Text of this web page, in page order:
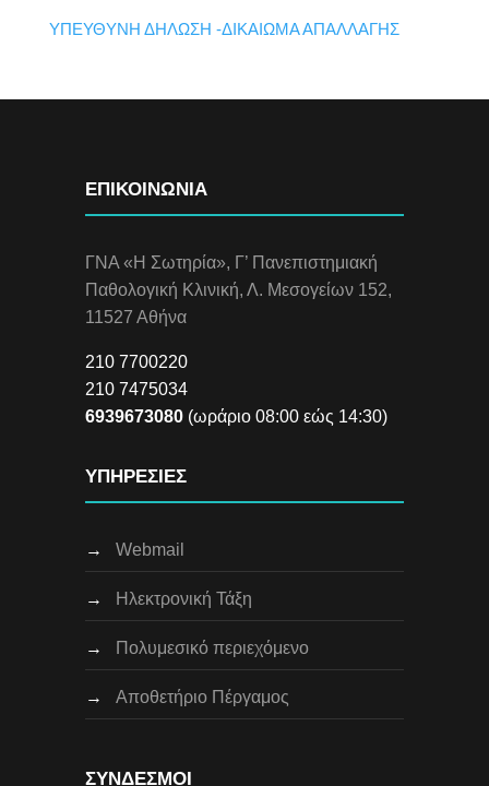
ΥΠΕΥΘΥΝΗ ΔΗΛΩΣΗ -ΔΙΚΑΙΩΜΑ ΑΠΑΛΛΑΓΗΣ
ΕΠΙΚΟΙΝΩΝΙΑ
ΓΝΑ «Η Σωτηρία», Γ’ Πανεπιστημιακή
Παθολογική Κλινική, Λ. Μεσογείων 152,
11527 Αθήνα
210 7700220
210 7475034
6939673080 (ωράριο 08:00 εώς 14:30)
ΥΠΗΡΕΣΙΕΣ
→ Webmail
→ Ηλεκτρονική Τάξη
→ Πολυμεσικό περιεχόμενο
→ Αποθετήριο Πέργαμος
ΣΥΝΔΕΣΜΟΙ